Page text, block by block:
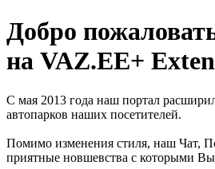
Добро
на VAZ.EE+
С мая 2013 года наш портал
автопарков наших посетителей.
Помимо изменения стиля, наш Чат,
приятные новшевства с которыми